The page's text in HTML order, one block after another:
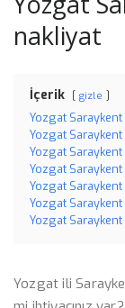
nakliyat
İçerik gizle
Yozgat
Yozgat
Yozgat
Yozgat
Yozgat Saraykent
Yozgat
Yozgat
Yozgat ili